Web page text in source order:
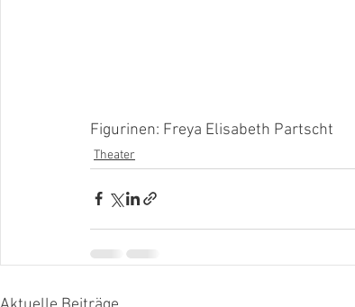
Figurinen: Freya Elisabeth Partscht
Theater